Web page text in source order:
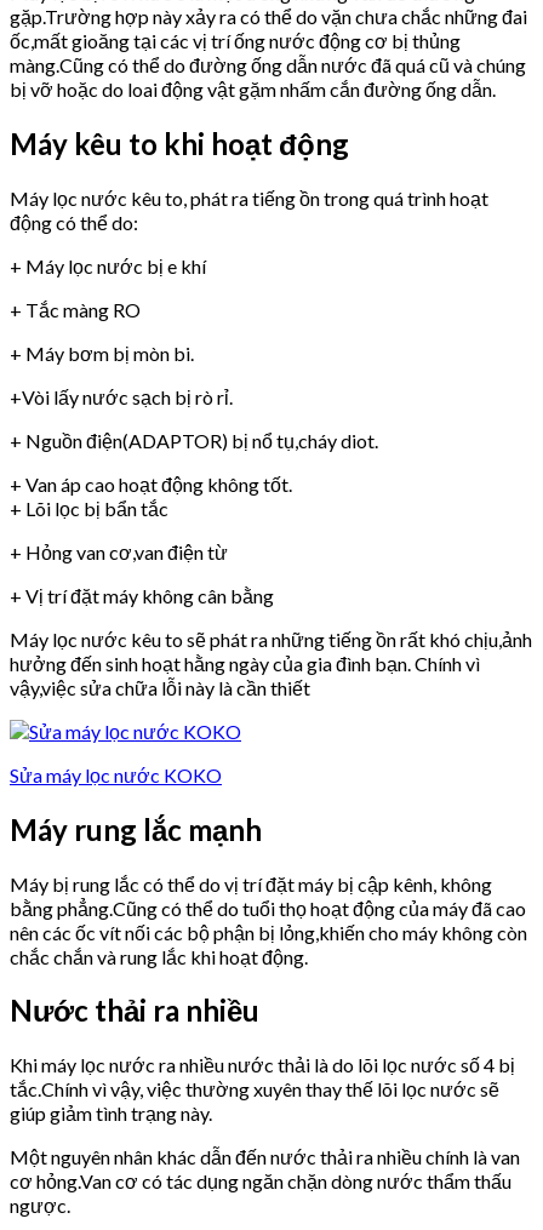
gặp.Trường hợp này xảy ra có thể do vặn chưa chắc những đai
ốc,mất gioăng tại các vị trí ống nước động cơ bị thủng
màng.Cũng có thể do đường ống dẫn nước đã quá cũ và chúng
bị vỡ hoặc do loai động vật gặm nhấm cắn đường ống dẫn.
Máy kêu to khi hoạt động
Máy lọc nước kêu to, phát ra tiếng ồn trong quá trình hoạt
động có thể do:
+ Máy lọc nước bị e khí
+ Tắc màng RO
+ Máy bơm bị mòn bi.
+Vòi lấy nước sạch bị rò rỉ.
+ Nguồn điện(ADAPTOR) bị nổ tụ,cháy diot.
+ Van áp cao hoạt động không tốt.
+ Lõi lọc bị bẩn tắc
+ Hỏng van cơ,van điện từ
+ Vị trí đặt máy không cân bằng
Máy lọc nước kêu to sẽ phát ra những tiếng ồn rất khó chịu,ảnh
hưởng đến sinh hoạt hằng ngày của gia đình bạn. Chính vì
vậy,việc sửa chữa lỗi này là cần thiết
Sửa máy lọc nước KOKO
Máy rung lắc mạnh
Máy bị rung lắc có thể do vị trí đặt máy bị cập kênh, không
bằng phẳng.Cũng có thể do tuổi thọ hoạt động của máy đã cao
nên các ốc vít nối các bộ phận bị lỏng,khiến cho máy không còn
chắc chắn và rung lắc khi hoạt động.
Nước thải ra nhiều
Khi máy lọc nước ra nhiều nước thải là do lõi lọc nước số 4 bị
tắc.Chính vì vậy, việc thường xuyên thay thế lõi lọc nước sẽ
giúp giảm tình trạng này.
Một nguyên nhân khác dẫn đến nước thải ra nhiều chính là van
cơ hỏng.Van cơ có tác dụng ngăn chặn dòng nước thẩm thấu
ngược.